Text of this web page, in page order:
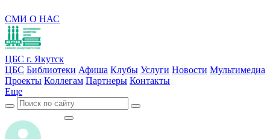
СМИ О НАС
ЦБС г. Якутск
ЦБС Библиотеки Афиша Клубы Услуги Новости Мультимедиа
Проекты Коллегам Партнеры Контакты
Еще